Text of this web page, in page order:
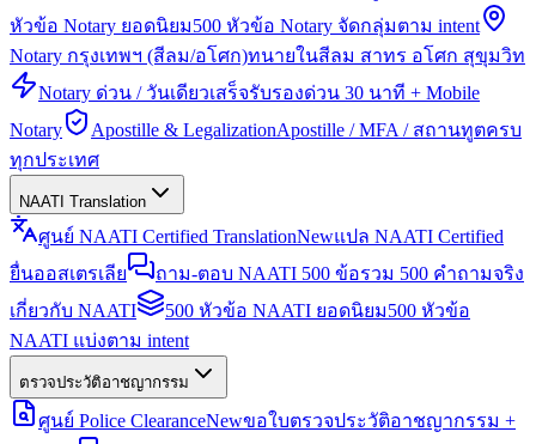
หัวข้อ Notary ยอดนิยม500 หัวข้อ Notary จัดกลุ่มตาม intent
Notary กรุงเทพฯ (สีลม/อโศก)ทนายในสีลม สาทร อโศก สุขุมวิท
Notary ด่วน / วันเดียวเสร็จรับรองด่วน 30 นาที + Mobile
Notary
Apostille & LegalizationApostille / MFA / สถานทูตครบ
ทุกประเทศ
NAATI Translation
ศูนย์ NAATI Certified TranslationNewแปล NAATI Certified
ยื่นออสเตรเลีย
ถาม-ตอบ NAATI 500 ข้อรวม 500 คำถามจริง
เกี่ยวกับ NAATI
500 หัวข้อ NAATI ยอดนิยม500 หัวข้อ
NAATI แบ่งตาม intent
ตรวจประวัติอาชญากรรม
ศูนย์ Police ClearanceNewขอใบตรวจประวัติอาชญากรรม +